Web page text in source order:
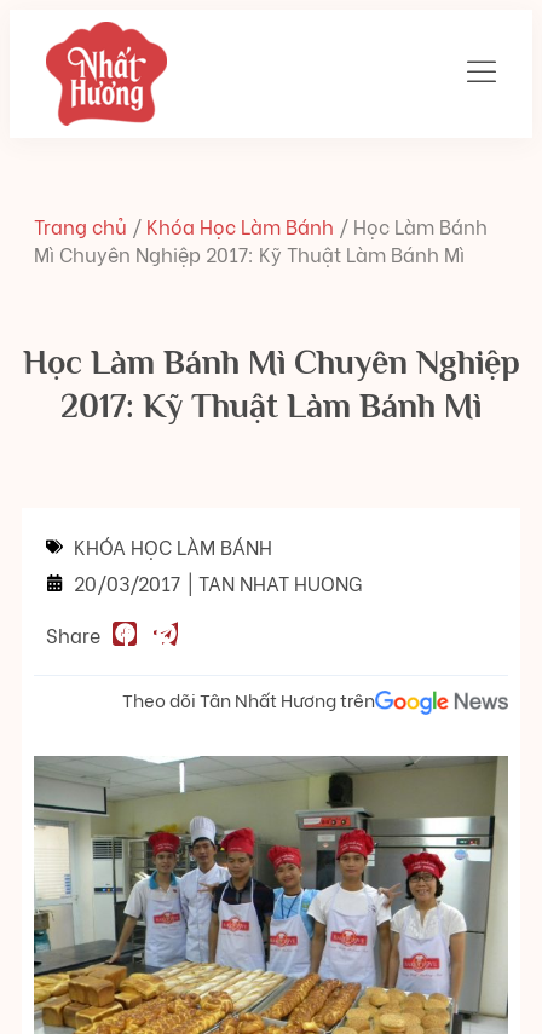
Trang chủ / Khóa Học Làm Bánh / Học Làm Bánh
Mì Chuyên Nghiệp 2017: Kỹ Thuật Làm Bánh Mì
Học Làm Bánh Mì Chuyên Nghiệp
2017: Kỹ Thuật Làm Bánh Mì
KHÓA HỌC LÀM BÁNH
20/03/2017 | TAN NHAT HUONG
Share
Theo dõi Tân Nhất Hương trên